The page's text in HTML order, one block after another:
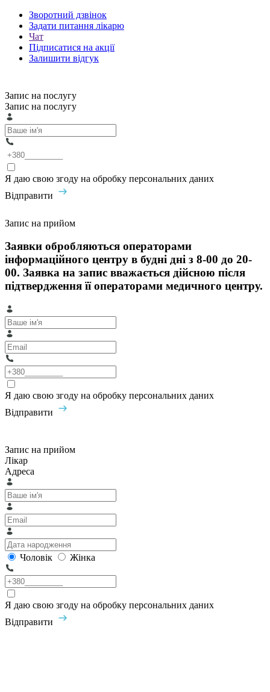
Зворотний дзвінок
Задати питання лікарю
Чат
Підписатися на акції
Залишити відгук
Запис на послугу
Запис на послугу
Я даю свою згоду на обробку персональних даних
Відправити
Запис на прийом
Заявки обробляються операторами
інформаційного центру в будні дні з 8-00 до 20-
00. Заявка на запис вважається дійсною після
підтвердження її операторами медичного центру.
Я даю свою згоду на обробку персональних даних
Відправити
Запис на прийом
Лікар
Адреса
Чоловік Жінка
Я даю свою згоду на обробку персональних даних
Відправити